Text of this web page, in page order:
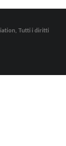
Tutti i diritti